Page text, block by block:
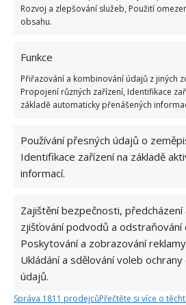
Rozvoj a zlepšování služeb, Použití
obsahu.
Funkce
Přiřazování a kombinování údajů z jiných
Propojení různých zařízení, Identifikace
základě automaticky přenášených
Používání přesných údajů o
Identifikace zařízení na základě
informací.
Zajištění bezpečnosti, předcházení
zjišťování podvodů a odstraňování
Poskytování a zobrazování
Ukládání a sdělování voleb ochrany
údajů.
Správa 1811 prodejcůPřečtěte si více o
ČIŠTĚNÍ DIGESTOŘ
Jiří Kolář